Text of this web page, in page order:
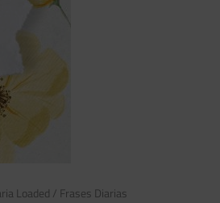
Loaded / Frases Diarias